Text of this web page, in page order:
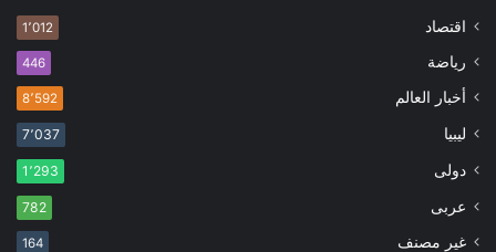
اقتصاد 1٬012
رياضة 446
أخبار العالم 8٬592
ليبيا 7٬037
دولى 1٬293
عربى 782
غير مصنف 164